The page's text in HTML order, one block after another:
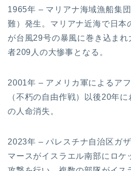
1965年 – マリアナ海域漁船集
難）発生。マリアナ近海で日本
が台風29号の暴風に巻き込まれ
者209人の大惨事となる。
2001年 – アメリカ軍によるア
（不朽の自由作戦）以後20年
の人命消失。
2023年 – パレスチナ自治区ガ
マースがイスラエル南部にロケ